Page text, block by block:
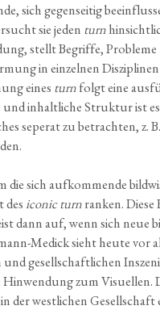
sich gegen­sei­tig
sie jeden turn
stellt Begrif­fe,
in ein­zel­nen
eines turnfolgt eine
und inhalt­li­che Struk­tur ist
sepe­rat zu betrach­ten, z.
die sich auf­kom­men­de
desico­nic turnran­ken. Die­se
dann auf, wenn sich neue
Medick sieht heu­te vor
gesell­schaft­li­chen
zum Visu­el­len.
in der west­li­chen Gesell­schaft